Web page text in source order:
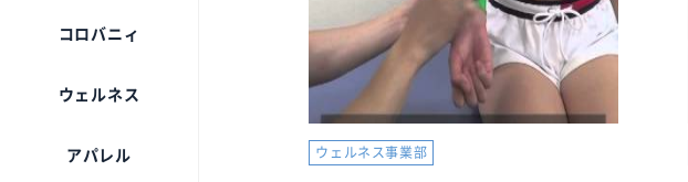
コロバニィ
ウェルネス
オリンピア
アパレル
ホワイトカシミヤファクトリー
トッカーレ
神戸タータンウェルネス事業部